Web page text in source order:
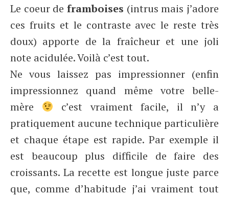
Le coeur de framboises (intrus mais j’adore
ces fruits et le contraste avec le reste très
doux) apporte de la fraîcheur et une joli
note acidulée. Voilà c’est tout.
Ne vous laissez pas impressionner (enfin
impressionnez quand même votre belle-
mère
c’est vraiment facile, il n’y a
pratiquement aucune technique particulière
et chaque étape est rapide. Par exemple il
est beaucoup plus difficile de faire des
croissants. La recette est longue juste parce
que, comme d’habitude j’ai vraiment tout